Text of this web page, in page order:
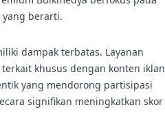
berarti.
dampak terbatas. Layanan
khusus dengan konten iklan
yang mendorong partisipasi
signifikan meningkatkan skor